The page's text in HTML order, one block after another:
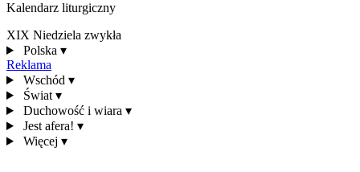
Kalendarz liturgiczny
XIX Niedziela zwykła
Polska ▾
Reklama
Wschód ▾
Świat ▾
Duchowość i wiara ▾
Jest afera! ▾
Więcej ▾